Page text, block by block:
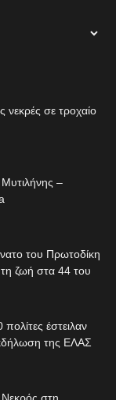
νεκρές σε τροχαίο
–
του Πρωτοδίκη
ζωή στα 44 του
έστειλαν
της ΕΛΑΣ
στη